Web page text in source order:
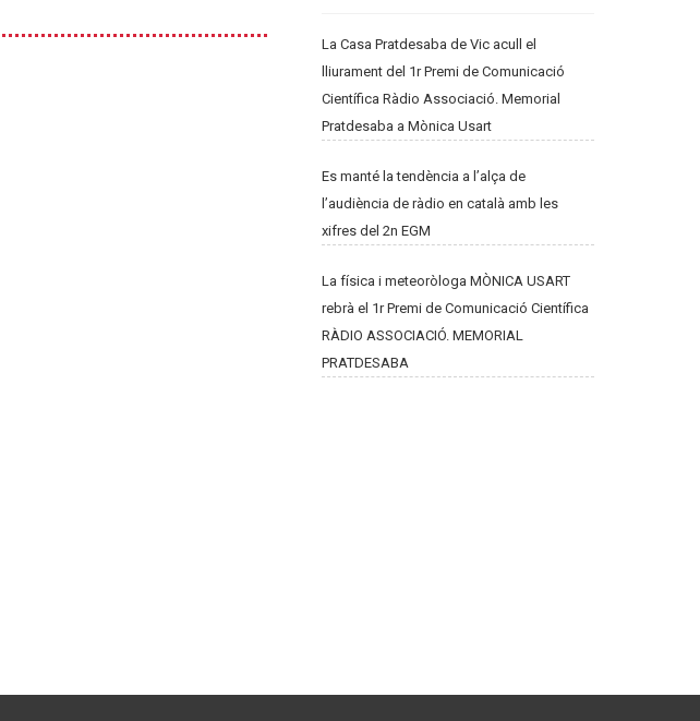
La Casa Pratdesaba de Vic acull el
lliurament del 1r Premi de Comunicació
Científica Ràdio Associació. Memorial
Pratdesaba a Mònica Usart
Es manté la tendència a l’alça de
l’audiència de ràdio en català amb les
xifres del 2n EGM
La física i meteoròloga MÒNICA USART
rebrà el 1r Premi de Comunicació Científica
RÀDIO ASSOCIACIÓ. MEMORIAL
PRATDESABA